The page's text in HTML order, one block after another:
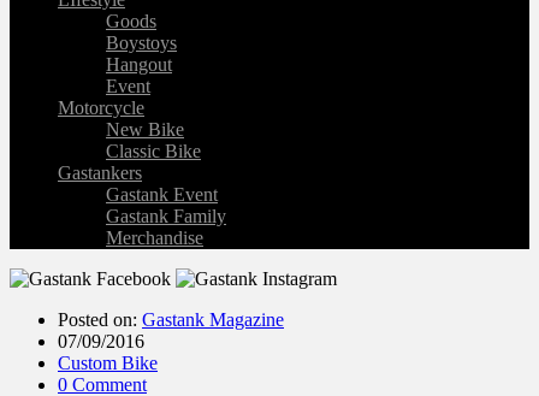
Goods
Boystoys
Hangout
Event
Motorcycle
New Bike
Classic Bike
Gastankers
Gastank Event
Gastank Family
Merchandise
Posted on: Gastank Magazine
07/09/2016
Custom Bike
0 Comment